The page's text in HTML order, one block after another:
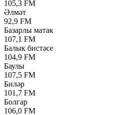
105,3 FM
Әлмәт
92,9 FM
Базарлы матак
107,1 FM
Балык бистәсе
104,9 FM
Баулы
107,5 FM
Биләр
101,7 FM
Болгар
106,0 FM